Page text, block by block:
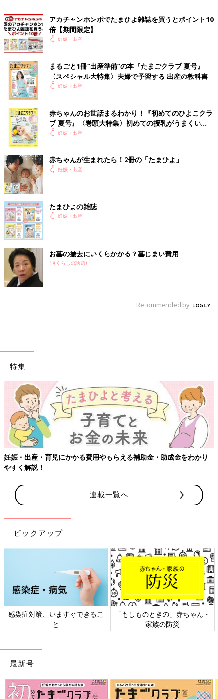
「子宮口全開から4時間もいきみ続けても出てこず、吸引分娩に
なり、それでだめなら緊急帝王切開という状態に。何がなんでも
吸引一回で出してやる！と集中しているときに、助産師さんと夫
から『頭が見えてきたよ！見える？』と、言われましたが、集中
できない！話しかけるな！という思いから『見えない！！！』
と、叫びました」（なお）
「『足が攣りそう！』『眠い！』『痛い！』『うん◯出ちゃ
かいなかった助産師さんが、気付いたら3人くらいに増えてて、
みんなニコニコしながら私を見てました。この妊婦は余裕だなと
思われたようです。私は必死でしたけどね（笑）」（ココ）
「金曜日夜に陣痛が起こり約36時間かかりました。休日だったた
め、基本助産師さんばかりで医師がこない。『早く医者を呼べ』
と言ったり、『お金はいくらでも払うから早く解放して』と言っ
たり、知らないうちに個室にサインしてたり、
ほしくて『麻酔科医の診察受けてます』って嘘ついたり(別件で
診察は受けてたのですが…笑)。言葉に出さなかったけれど、助産
師さんが呼吸を褒めてくれるたびに『どうでもいいから！早く出
して！！』と、思っていたり。そんな出産でした（笑）」（ぴ
ろ）
「陣痛から子宮口全開になるまでが早すぎて、助産師さんの準備
が間に合わずバタバタ。やっとOKサインが出たので思いっきり
いきんだらバーンと破水。助産師さんに羊水を思いっきりぶっか
水』と、私に水をあげるように指示。夫は『はい、水ですね』
るんだよ！』と、助産師さんに突っ込まれてた（笑）」（まーち
ゃん）
「ラストスパートだよ！産むよ！と、いきみ始めたときのことで
す。夫が分娩台の横に用意された椅子に座ったら、助産師さんに
『なに休憩してるの！声かけて！腰さすって！』と、怒られて、
笑ってしまって、力が抜けてしまった（笑）」（まい）
ました。周りの看護師さんたちが夫を介抱するのはありがたいの
ですが、私は放置状態に。私の方が辛いのに（笑）」（さわや
ま）
「個室の部屋に入院中。トイレでナプキン交換をしようとしたら
持って入ることを忘れ、部屋にいる夫に『パット取って！』と、
言ったらiPad渡された…」（りーしお）
「1人目の出産の時はお産が進まず、陣痛室に約1日ほどいまし
た。まだ余裕があった頃に『ベットが硬くて辛いー』と、夫に笑
いながら言ってたら、いなくなりました。帰ってきたら薄手のマ
ットレス買って持ってきた（笑）産院も『マットレスを持参し
た方は初めてです』と、痛いやらおかしいやらで。でも、とても
助かりました。今でもマットは自宅で使用していますが、見るた
繰り返して伝えたり、一緒にいきんだりしたので出産後はこっち
の方が喉ガラガラ、全身筋肉痛に。妻は会陰切開の痛み以外はケ
ロッとしていました」（ヘッジホッグ）
アカチャンホンポでたまひよ雑誌を買うとポイント10
倍【期間限定】
妊娠・出産
まるごと1冊“出産準備”の本『たまごクラブ 夏号』
〈スペシャル大特集〉夫婦で予習する 出産の教科書
妊娠・出産
赤ちゃんのお世話まるわかり！『初めてのひよこクラ
ブ 夏号』〈巻頭大特集〉初めての授乳がうまくい
く！ おっぱい・ミルクの基本と夏のトラブル 解決テ
妊娠・出産
赤ちゃんが生まれたら！2冊の「たまひよ」
妊娠・出産
たまひよの雑誌
妊娠・出産
お墓の撤去にいくらかかる？墓じまい費用
PR(くらしの話題)
Recommended by
特集
妊娠・出産・育児にかかる費用やもらえる補助金・助成金をわかり
やすく解説！
連載一覧へ
ピックアップ
感染症対策、いますぐできるこ
と
「もしものときの」赤ちゃん・
家族の防災
最新号